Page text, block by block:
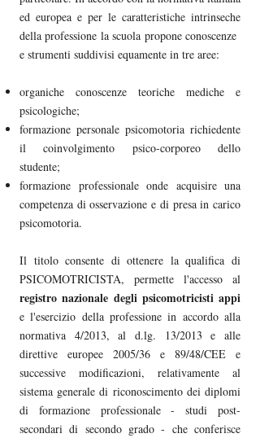
ed europea e per le caratteristiche intrinseche
della professione la scuola propone conoscenze
e strumenti suddivisi equamente in tre aree:
organiche conoscenze teoriche mediche e
psicologiche;
formazione personale psicomotoria richiedente
il coinvolgimento psico-corporeo dello
studente;
formazione professionale onde acquisire una
competenza di osservazione e di presa in carico
psicomotoria.
Il titolo consente di ottenere la qualifica di
PSICOMOTRICISTA, permette l'accesso al
registro nazionale degli psicomotricisti appi
e l'esercizio della professione in accordo alla
normativa 4/2013, al d.lg. 13/2013 e alle
direttive europee 2005/36 e 89/48/CEE e
successive modificazioni, relativamente al
sistema generale di riconoscimento dei diplomi
di formazione professionale - studi post-
secondari di secondo grado - che conferisce